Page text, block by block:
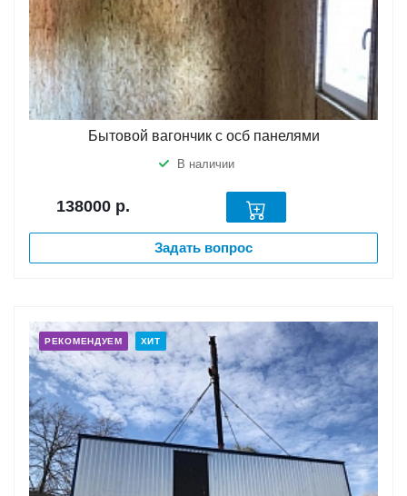
Бытовой вагончик с осб панелями
В наличии
138000 р.
Задать вопрос
РЕКОМЕНДУЕМ ХИТ